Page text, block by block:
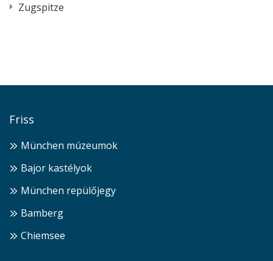
Zugspitze
Friss
München múzeumok
Bajor kastélyok
München repülőjegy
Bamberg
Chiemsee